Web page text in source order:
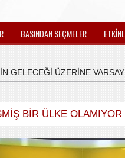
BASINDAN SEÇMELER
ÜZERİNE
BİR ÜLKE